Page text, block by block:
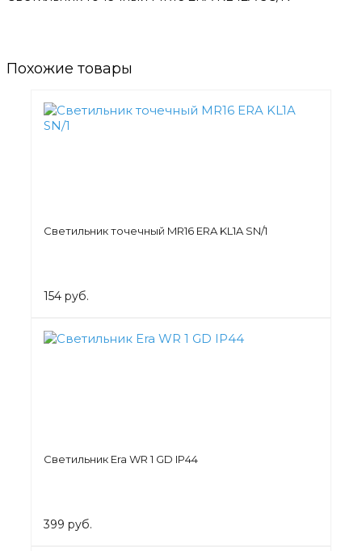
Похожие товары
Светильник точечный MR16 ERA KL1A SN/1
154 руб.
Светильник Era WR 1 GD IP44
399 руб.